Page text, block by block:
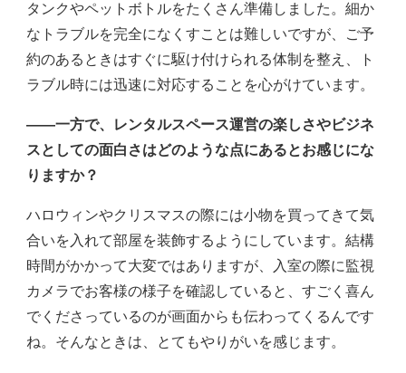
タンクやペットボトルをたくさん準備しました。細か
なトラブルを完全になくすことは難しいですが、ご予
約のあるときはすぐに駆け付けられる体制を整え、ト
ラブル時には迅速に対応することを心がけています。
――一方で、レンタルスペース運営の楽しさやビジネ
スとしての面白さはどのような点にあるとお感じにな
りますか？
ハロウィンやクリスマスの際には小物を買ってきて気
合いを入れて部屋を装飾するようにしています。結構
時間がかかって大変ではありますが、入室の際に監視
カメラでお客様の様子を確認していると、すごく喜ん
でくださっているのが画面からも伝わってくるんです
ね。そんなときは、とてもやりがいを感じます。